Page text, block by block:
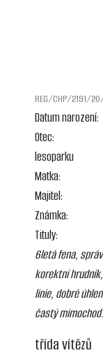
REG/CHP/2191/
Datum narození:
Otec:
lesoparku
Matka:
Majitel:
Známka:
Tituly:
6letá fena,
korektní
linie, dobré
častý mimochod.
třída vítězů